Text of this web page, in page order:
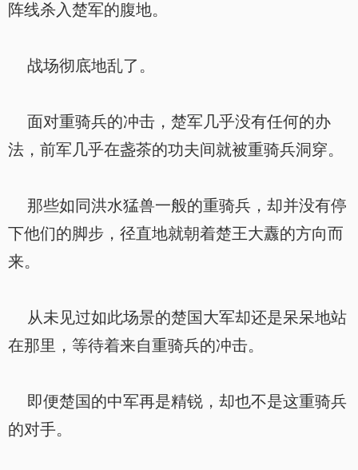
阵线杀入楚军的腹地。
战场彻底地乱了。
面对重骑兵的冲击，楚军几乎没有任何的办
法，前军几乎在盏茶的功夫间就被重骑兵洞穿。
那些如同洪水猛兽一般的重骑兵，却并没有停
下他们的脚步，径直地就朝着楚王大纛的方向而
来。
从未见过如此场景的楚国大军却还是呆呆地站
在那里，等待着来自重骑兵的冲击。
即便楚国的中军再是精锐，却也不是这重骑兵
的对手。